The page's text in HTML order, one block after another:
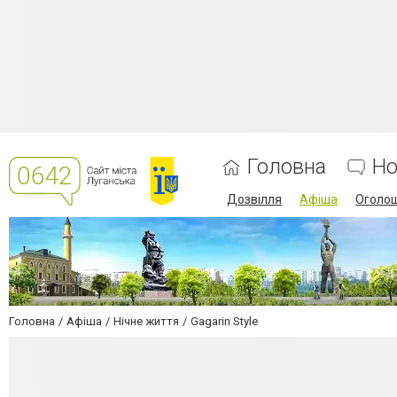
Головна
Дозвілля Афіша
Головна Афіша Нічне життя Gagarin Style